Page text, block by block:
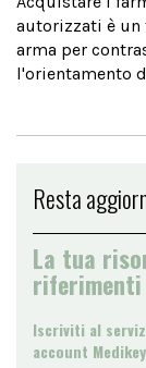
autorizzati è un
arma per
l'orientamento
Resta
La tua
riferimenti
Iscriviti al
account Medikey